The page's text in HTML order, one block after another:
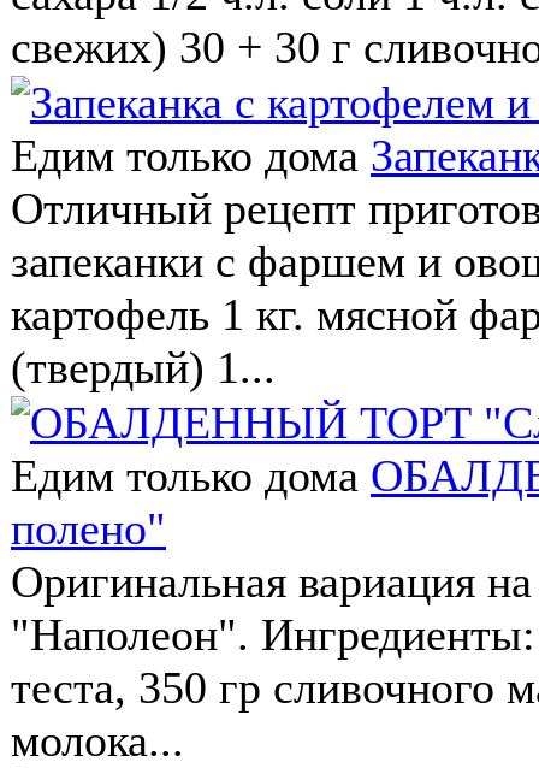
свежих) 30 + 30 г
Едим только дома
Отличный рецепт
запеканки с фаршем и
картофель 1 кг. мясной
(твердый) 1...
Едим только дома
полено"
Оригинальная вариация
"Наполеон". Ингредиенты:
теста, 350 гр сливочного
молока...